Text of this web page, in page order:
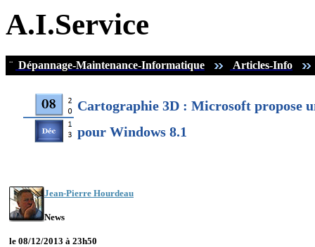
A.I.Service
¨ Dépannage-Maintenance-Informatique Articles-Info
Cartographie 3D : Microsoft propose
pour Windows 8.1
Jean-Pierre Hourdeau
News
le 08/12/2013 à 23h50